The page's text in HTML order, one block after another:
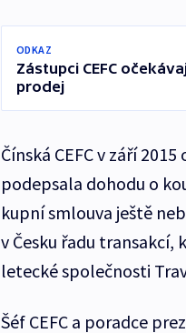
ODKAZ
Zástupci CEFC
prodej
Čínská CEFC v září
podepsala dohodu o
kupní smlouva ještě
v Česku řadu
letecké společnosti
Šéf CEFC a poradce